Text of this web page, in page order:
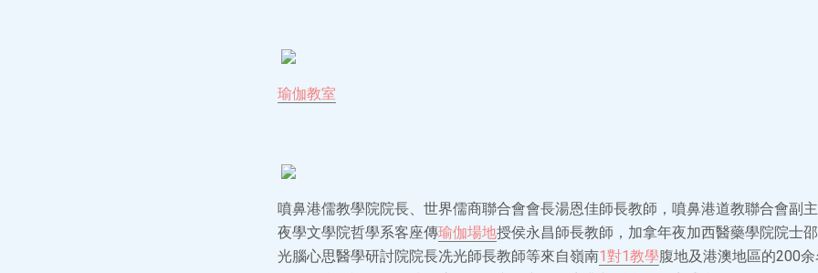
瑜伽教室
噴鼻港儒教學院院長、世界儒商聯合會會長湯恩佳師長教師，噴鼻港道教聯合會副
夜學文學院哲學系客座傳瑜伽場地授侯永昌師長教師，加拿年夜加西醫藥學院院士
光腦心思醫學研討院院長冼光師長教師等來自嶺南1對1教學腹地及港澳地區的200